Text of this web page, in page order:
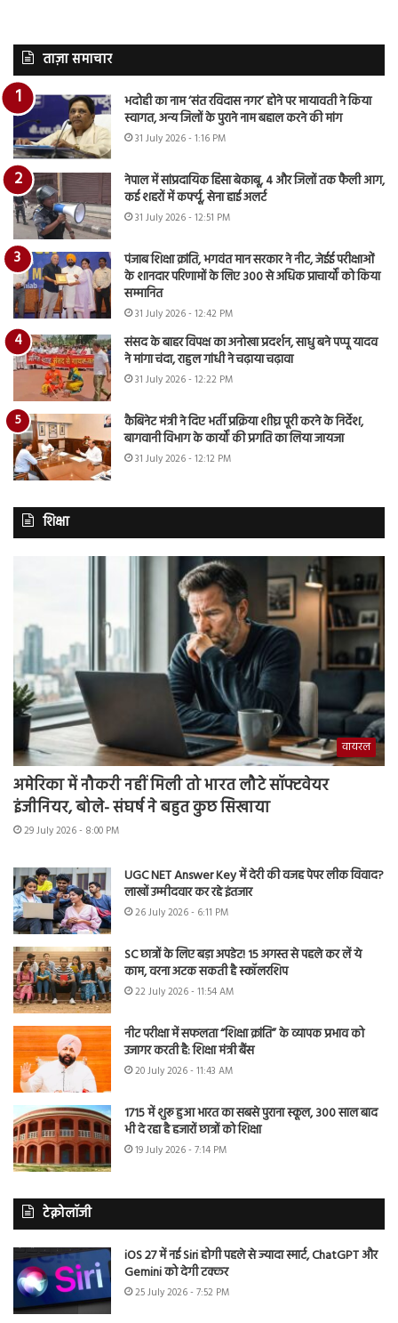
ताज़ा समाचार
भदोही का नाम ‘संत रविदास नगर’ होने पर मायावती ने किया
स्वागत, अन्य जिलों के पुराने नाम बहाल करने की मांग
31 July 2026 - 1:16 PM
नेपाल में सांप्रदायिक हिंसा बेकाबू, 4 और जिलों तक फैली आग,
कई शहरों में कर्फ्यू, सेना हाई अलर्ट
31 July 2026 - 12:51 PM
पंजाब शिक्षा क्रांति, भगवंत मान सरकार ने नीट, जेईई परीक्षाओं
के शानदार परिणामों के लिए 300 से अधिक प्राचार्यों को किया
सम्मानित
31 July 2026 - 12:42 PM
संसद के बाहर विपक्ष का अनोखा प्रदर्शन, साधु बने पप्पू यादव
ने मांगा चंदा, राहुल गांधी ने चढ़ाया चढ़ावा
31 July 2026 - 12:22 PM
कैबिनेट मंत्री ने दिए भर्ती प्रक्रिया शीघ्र पूरी करने के निर्देश,
बागवानी विभाग के कार्यों की प्रगति का लिया जायजा
31 July 2026 - 12:12 PM
शिक्षा
वायरल
अमेरिका में नौकरी नहीं मिली तो भारत लौटे सॉफ्टवेयर
इंजीनियर, बोले- संघर्ष ने बहुत कुछ सिखाया
29 July 2026 - 8:00 PM
UGC NET Answer Key में देरी की वजह पेपर लीक विवाद?
लाखों उम्मीदवार कर रहे इंतजार
26 July 2026 - 6:11 PM
SC छात्रों के लिए बड़ा अपडेट! 15 अगस्त से पहले कर लें ये
काम, वरना अटक सकती है स्कॉलरशिप
22 July 2026 - 11:54 AM
नीट परीक्षा में सफलता “शिक्षा क्रांति” के व्यापक प्रभाव को
उजागर करती है: शिक्षा मंत्री बैंस
20 July 2026 - 11:43 AM
1715 में शुरू हुआ भारत का सबसे पुराना स्कूल, 300 साल बाद
भी दे रहा है हजारों छात्रों को शिक्षा
19 July 2026 - 7:14 PM
टेक्नोलॉजी
iOS 27 में नई Siri होगी पहले से ज्यादा स्मार्ट, ChatGPT और
Gemini को देगी टक्कर
25 July 2026 - 7:52 PM